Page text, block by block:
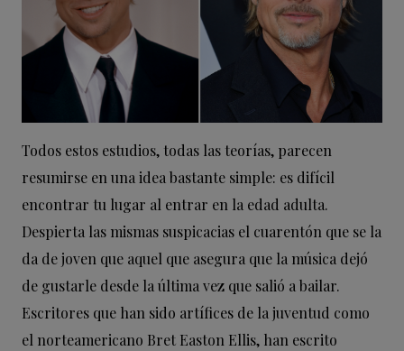
Todos estos estudios, todas las teorías, parecen
resumirse en una idea bastante simple: es difícil
encontrar tu lugar al entrar en la edad adulta.
Despierta las mismas suspicacias el cuarentón que se la
da de joven que aquel que asegura que la música dejó
de gustarle desde la última vez que salió a bailar.
Escritores que han sido artífices de la juventud como
el norteamericano Bret Easton Ellis, han escrito